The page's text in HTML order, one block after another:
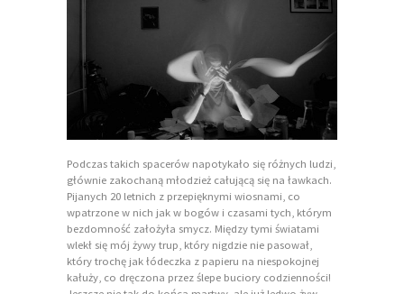
Podczas takich spacerów napotykało się różnych ludzi,
głównie zakochaną młodzież całującą się na ławkach.
Pijanych 20 letnich z przepięknymi wiosnami, co
wpatrzone w nich jak w bogów i czasami tych, którym
bezdomność założyła smycz. Między tymi światami
wlekł się mój żywy trup, który nigdzie nie pasował,
który trochę jak łódeczka z papieru na niespokojnej
kałuży, co dręczona przez ślepe buciory codzienności!